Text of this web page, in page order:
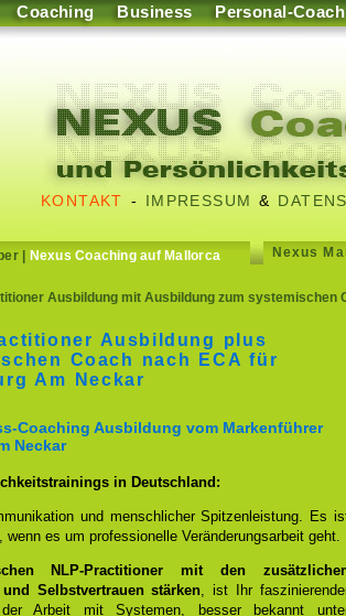
Coaching Business Personal-
KONTAKT - IMPRESSUM &
| Nexus Coaching auf Mallorca Nexus
Ausbildung mit Ausbildung zum systemischen
Ausbildung plus
Coach nach ECA für
Am Neckar
Coaching Ausbildung vom Markenführer
Neckar
in Deutschland:
und menschlicher Spitzenleistung. Es
es um professionelle Veränderungsarbeit geht.
NLP-Practitioner mit den
Selbstvertrauen stärken, ist Ihr
Arbeit mit Systemen, besser bekannt